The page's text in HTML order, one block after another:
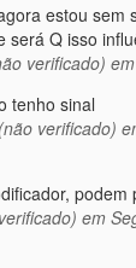
estou
Q isso
verificado)
tenho sinal
verificado)
em